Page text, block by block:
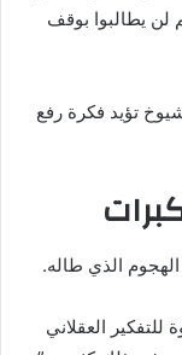
لن يطالبوا بوقف
تؤيد فكرة رفع
الذي طاله.
العقلاني